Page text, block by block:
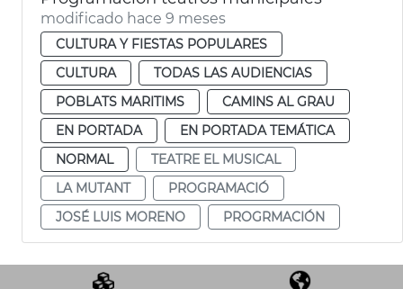
modificado hace 9 meses
CULTURA Y FIESTAS POPULARES
CULTURA
TODAS LAS AUDIENCIAS
POBLATS MARITIMS
CAMINS AL GRAU
EN PORTADA
EN PORTADA TEMÁTICA
NORMAL
TEATRE EL MUSICAL
LA MUTANT
PROGRAMACIÓ
JOSÉ LUIS MORENO
PROGRMACIÓN